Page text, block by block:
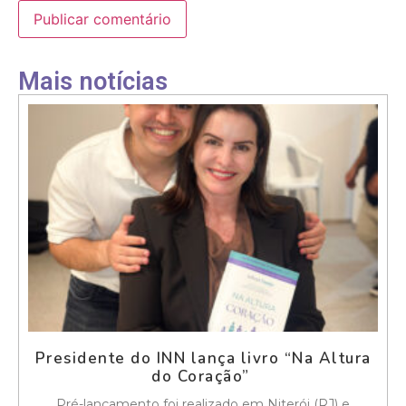
Mais notícias
Presidente do INN lança livro “Na Altura
do Coração”